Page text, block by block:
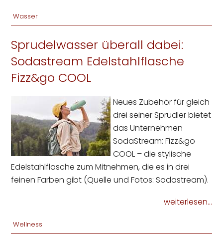
Wasser
Sprudelwasser überall dabei:
Sodastream Edelstahlflasche
Fizz&go COOL
Neues Zubehör für gleich
drei seiner Sprudler bietet
das Unternehmen
SodaStream: Fizz&go
COOL – die stylische
Edelstahlflasche zum Mitnehmen, die es in drei
feinen Farben gibt (Quelle und Fotos: Sodastream).
weiterlesen...
Wellness